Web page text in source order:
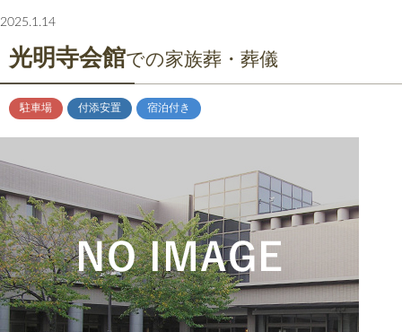
2025.1.14
光明寺会館での家族葬・葬儀
駐車場 付添安置 宿泊付き